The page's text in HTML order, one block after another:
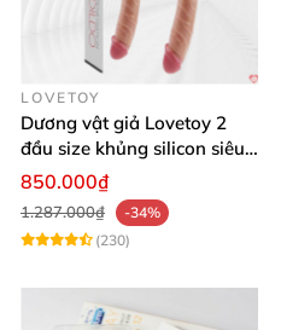
LOVETOY
Dương vật giả Lovetoy 2
đầu size khủng silicon siêu
mềm có thể uốn
850.000₫
1.287.000₫
-34%
(230)